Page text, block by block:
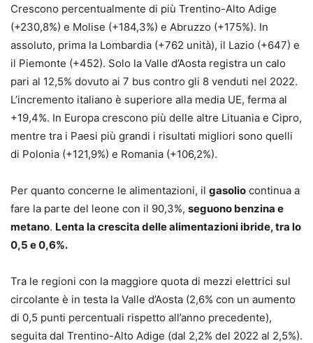
Crescono percentualmente di più Trentino-Alto Adige
(+230,8%) e Molise (+184,3%) e Abruzzo (+175%). In
assoluto, prima la Lombardia (+762 unità), il Lazio (+647) e
il Piemonte (+452). Solo la Valle d’Aosta registra un calo
pari al 12,5% dovuto ai 7 bus contro gli 8 venduti nel 2022.
L’incremento italiano è superiore alla media UE, ferma al
+19,4%. In Europa crescono più delle altre Lituania e Cipro,
mentre tra i Paesi più grandi i risultati migliori sono quelli
di Polonia (+121,9%) e Romania (+106,2%).
Per quanto concerne le alimentazioni, il gasolio continua a
fare la parte del leone con il 90,3%, seguono benzina e
metano. Lenta la crescita delle alimentazioni ibride, tra lo
0,5 e 0,6%.
Tra le regioni con la maggiore quota di mezzi elettrici sul
circolante è in testa la Valle d’Aosta (2,6% con un aumento
di 0,5 punti percentuali rispetto all’anno precedente),
seguita dal Trentino-Alto Adige (dal 2,2% del 2022 al 2,5%).